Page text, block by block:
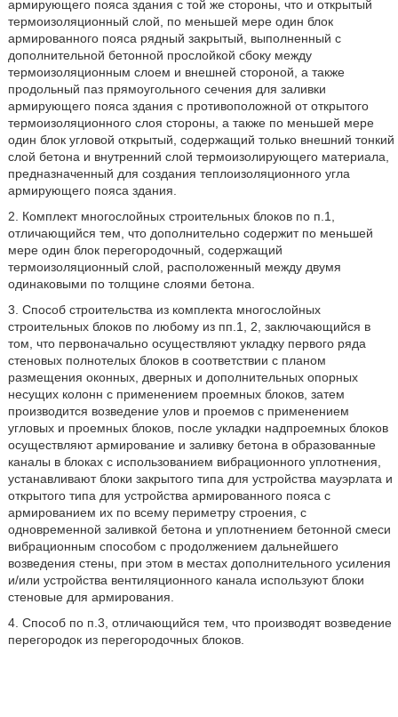
армирующего пояса здания с той же стороны, что и открытый
термоизоляционный слой, по меньшей мере один блок
армированного пояса рядный закрытый, выполненный с
дополнительной бетонной прослойкой сбоку между
термоизоляционным слоем и внешней стороной, а также
продольный паз прямоугольного сечения для заливки
армирующего пояса здания с противоположной от открытого
термоизоляционного слоя стороны, а также по меньшей мере
один блок угловой открытый, содержащий только внешний тонкий
слой бетона и внутренний слой термоизолирующего материала,
предназначенный для создания теплоизоляционного угла
армирующего пояса здания.
2. Комплект многослойных строительных блоков по п.1,
отличающийся тем, что дополнительно содержит по меньшей
мере один блок перегородочный, содержащий
термоизоляционный слой, расположенный между двумя
одинаковыми по толщине слоями бетона.
3. Способ строительства из комплекта многослойных
строительных блоков по любому из пп.1, 2, заключающийся в
том, что первоначально осуществляют укладку первого ряда
стеновых полнотелых блоков в соответствии с планом
размещения оконных, дверных и дополнительных опорных
несущих колонн с применением проемных блоков, затем
производится возведение улов и проемов с применением
угловых и проемных блоков, после укладки надпроемных блоков
осуществляют армирование и заливку бетона в образованные
каналы в блоках с использованием вибрационного уплотнения,
устанавливают блоки закрытого типа для устройства мауэрлата и
открытого типа для устройства армированного пояса с
армированием их по всему периметру строения, с
одновременной заливкой бетона и уплотнением бетонной смеси
вибрационным способом с продолжением дальнейшего
возведения стены, при этом в местах дополнительного усиления
и/или устройства вентиляционного канала используют блоки
стеновые для армирования.
4. Способ по п.3, отличающийся тем, что производят возведение
перегородок из перегородочных блоков.